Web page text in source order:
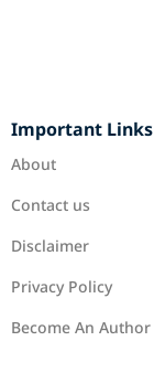
Important Links
About
Contact us
Disclaimer
Privacy Policy
Become An Author